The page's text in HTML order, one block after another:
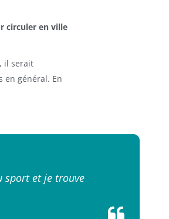
circuler en ville
il serait
en général. En
sport et je trouve